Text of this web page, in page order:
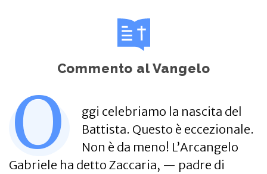
Commento al Vangelo
O
ggi celebriamo la nascita del
Battista. Questo è eccezionale.
Non è da meno! L’Arcangelo
Gabriele ha detto Zaccaria, — padre di